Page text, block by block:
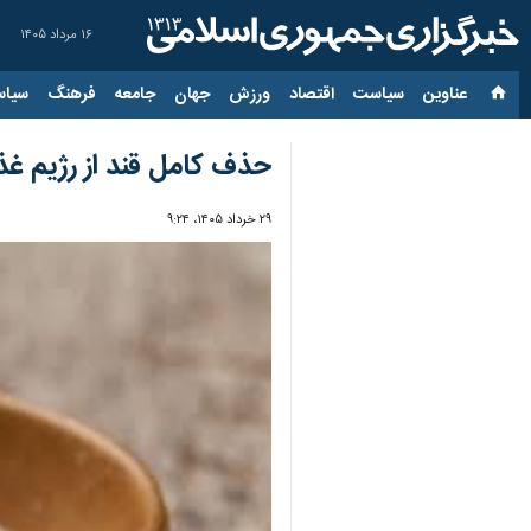
۱۶ مرداد ۱۴۰۵
عناوین‌ سیاست اقتصاد ورزش جهان جامعه فرهنگ
حذف کامل قند از رژیم
۲۹ خرداد ۱۴۰۵، ۹:۲۴